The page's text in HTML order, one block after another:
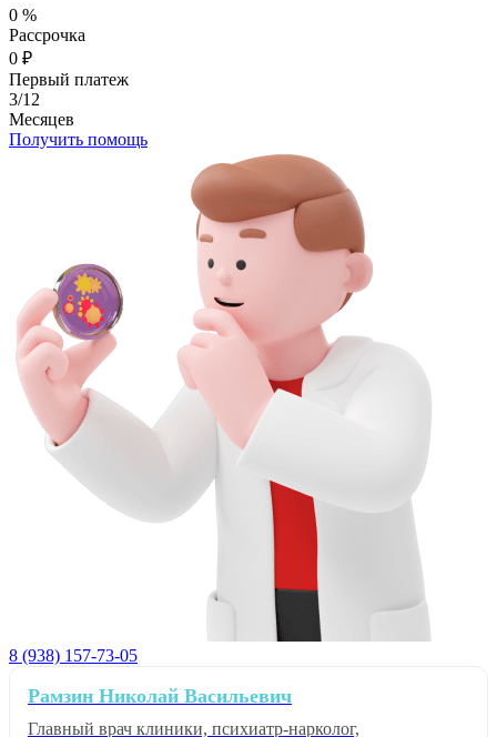
0 %
Рассрочка
0 ₽
Первый платеж
3/12
Месяцев
Получить помощь
8 (938) 157-73-05
Рамзин Николай Васильевич
Главный врач клиники, психиатр-нарколог,